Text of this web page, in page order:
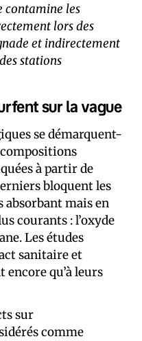
contamine les
lors des
et indirectement
stations
sur la vague
se démarquent-
à partir de
bloquent les
absorbant mais en
courants : l’oxyde
Les études
sanitaire et
encore qu’à leurs
sur
comme